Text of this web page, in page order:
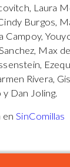
Laura
Burgos,
Campoy,
Max
Rivera,
y Dan Joling.
enSinComillas